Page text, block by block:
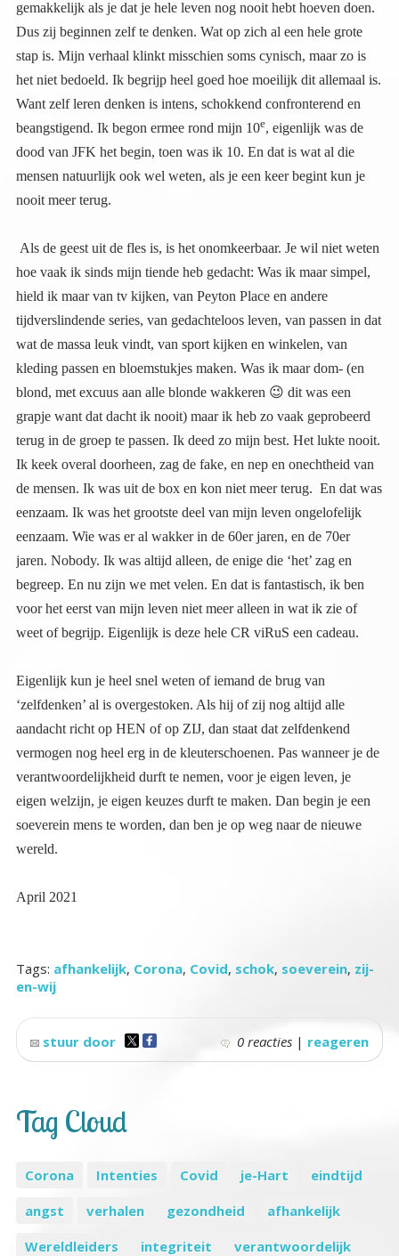
beangstigend. Ik begon ermee rond mijn 10e, eigenlijk was de
dood van JFK het begin, toen was ik 10. En dat is wat al die
mensen natuurlijk ook wel weten, als je een keer begint kun je
nooit meer terug.
Als de geest uit de fles is, is het onomkeerbaar. Je wil niet weten
hoe vaak ik sinds mijn tiende heb gedacht: Was ik maar simpel,
hield ik maar van tv kijken, van Peyton Place en andere
tijdverslindende series, van gedachteloos leven, van passen in dat
wat de massa leuk vindt, van sport kijken en winkelen, van
kleding passen en bloemstukjes maken. Was ik maar dom- (en
blond, met excuus aan alle blonde wakkeren 😉 dit was een
grapje want dat dacht ik nooit) maar ik heb zo vaak geprobeerd
terug in de groep te passen. Ik deed zo mijn best. Het lukte nooit.
Ik keek overal doorheen, zag de fake, en nep en onechtheid van
de mensen. Ik was uit de box en kon niet meer terug. En dat was
eenzaam. Ik was het grootste deel van mijn leven ongelofelijk
eenzaam. Wie was er al wakker in de 60er jaren, en de 70er
jaren. Nobody. Ik was altijd alleen, de enige die ‘het’ zag en
begreep. En nu zijn we met velen. En dat is fantastisch, ik ben
voor het eerst van mijn leven niet meer alleen in wat ik zie of
weet of begrijp. Eigenlijk is deze hele CR viRuS een cadeau.
Eigenlijk kun je heel snel weten of iemand de brug van
‘zelfdenken’ al is overgestoken. Als hij of zij nog altijd alle
aandacht richt op HEN of op ZIJ, dan staat dat zelfdenkend
vermogen nog heel erg in de kleuterschoenen. Pas wanneer je de
verantwoordelijkheid durft te nemen, voor je eigen leven, je
eigen welzijn, je eigen keuzes durft te maken. Dan begin je een
soeverein mens te worden, dan ben je op weg naar de nieuwe
wereld.
April 2021
Tags: afhankelijk, Corona, Covid, schok, soeverein, zij-
en-wij
0 reacties | reageren
stuur door
Tag Cloud
Corona Intenties Covid je-Hart
eindtijd
angst
verhalen gezondheid
afhankelijk
Wereldleiders
integriteit
verantwoordelijk